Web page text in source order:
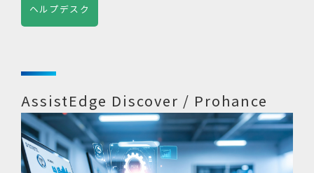
ヘルプデスク
AssistEdge Discover / Prohance